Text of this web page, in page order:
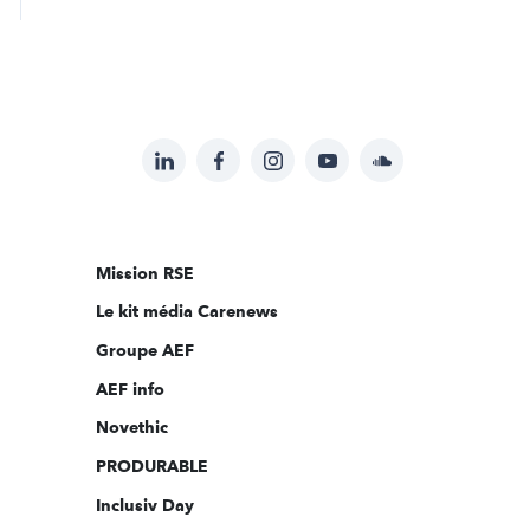
Suivez-
sur:
LinkedInFacebookInstagramYouTubeSoundcloud
Mission RSE
Le kit média Carenews
Groupe AEF
AEF info
Novethic
PRODURABLE
Inclusiv Day